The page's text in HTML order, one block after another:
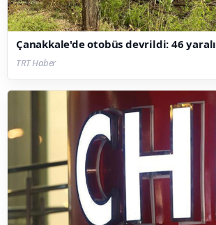
Çanakkale'de otobüs devrildi: 46 yaralı
TRT Haber